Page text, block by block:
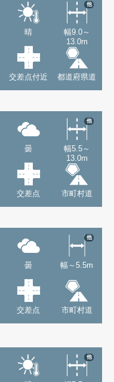
晴
幅9.0～
13.0m
他
交差点付近 都道府県道
曇
幅5.5～
13.0m
他
交差点 市町村道
曇 幅～5.5m
他
交差点 市町村道
他